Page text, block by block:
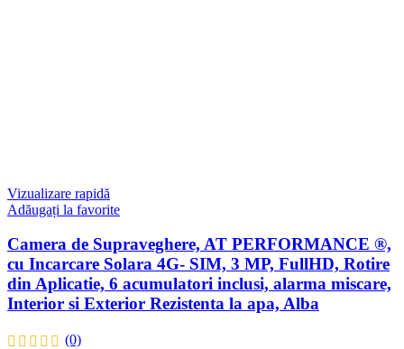
Vizualizare rapidă
Adăugați la favorite
Camera de Supraveghere, AT PERFORMANCE ®,
cu Incarcare Solara 4G- SIM, 3 MP, FullHD, Rotire
din Aplicatie, 6 acumulatori inclusi, alarma miscare,
Interior si Exterior Rezistenta la apa, Alba
(0)